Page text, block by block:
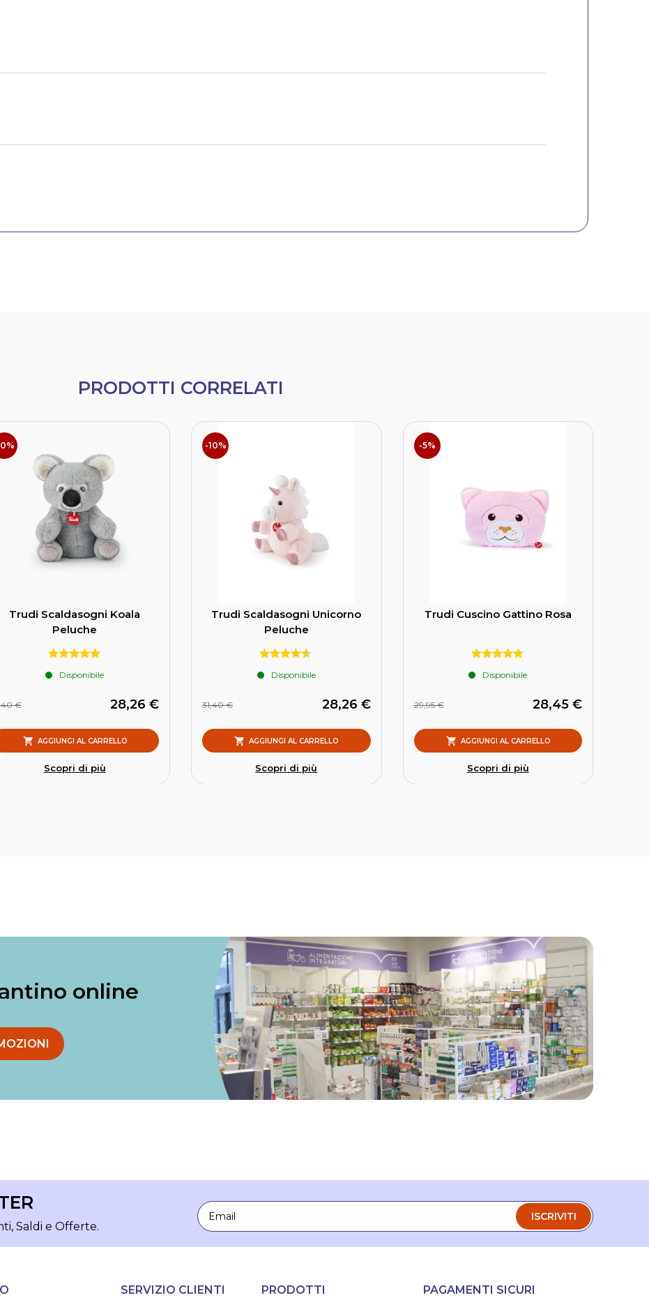
PRODOTTI CORRELATI
Trudi Scaldasogni Koala
Peluche
Disponibile
28,26 €
€
AGGIUNGI AL CARRELLO
Scopri di più
-10%
Trudi Scaldasogni Unicorno
Peluche
Disponibile
28,26 €
31,40 €
AGGIUNGI AL CARRELLO
Scopri di più
-5%
Trudi Cuscino Gattino Rosa
Disponibile
28,45 €
29,95 €
AGGIUNGI AL CARRELLO
Scopri di più
online
Saldi e Offerte.
Email
ISCRIVITI
SERVIZIO CLIENTI PRODOTTI PAGAMENTI SICURI